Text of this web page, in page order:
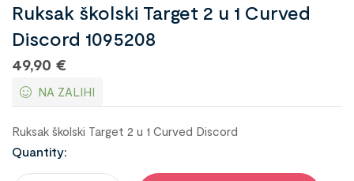
Ruksak školski Target 2 u 1 Curved
Discord 1095208
49,90 €
NA ZALIHI
Ruksak školski Target 2 u 1 Curved Discord
Quantity: